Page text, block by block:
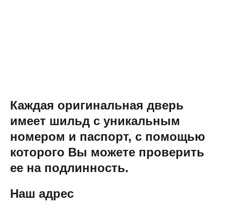
Каждая оригинальная дверь
имеет шильд с уникальным
номером и паспорт, с помощью
которого Вы можете проверить
ее на подлинность.
Наш адрес